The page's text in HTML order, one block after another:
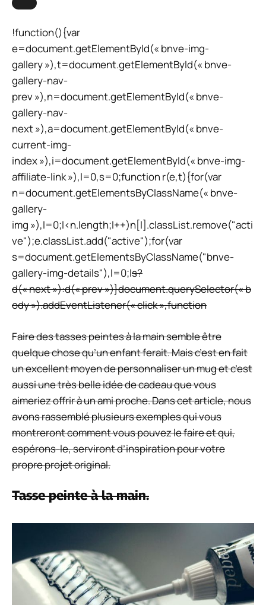
!function(){var
e=document.getElementById(« bnve-img-
gallery »),t=document.getElementById(« bnve-
gallery-nav-
prev »),n=document.getElementById(« bnve-
gallery-nav-
next »),a=document.getElementById(« bnve-
current-img-
index »),i=document.getElementById(« bnve-img-
affiliate-link »),l=0,s=0;function r(e,t){for(var
n=document.getElementsByClassName(« bnve-
gallery-
img »),l=0;l<n.length;l++)n[l].classList.remove("acti
ve");e.classList.add("active");for(var
s=document.getElementsByClassName("bnve-
gallery-img-details"),l=0;ls?
d(« next »):d(« prev »)}document.querySelector(« b
ody »).addEventListener(« click »,function
Faire des tasses peintes à la main semble être
quelque chose qu’un enfant ferait. Mais c’est en fait
un excellent moyen de personnaliser un mug et c’est
aussi une très belle idée de cadeau que vous
aimeriez offrir à un ami proche. Dans cet article, nous
avons rassemblé plusieurs exemples qui vous
montreront comment vous pouvez le faire et qui,
espérons-le, serviront d’inspiration pour votre
propre projet original.
Tasse peinte à la main.